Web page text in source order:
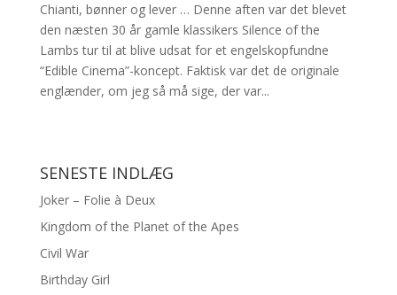
Chianti, bønner og lever … Denne aften var det blevet
den næsten 30 år gamle klassikers Silence of the
Lambs tur til at blive udsat for et engelskopfundne
“Edible Cinema”-koncept. Faktisk var det de originale
englænder, om jeg så må sige, der var...
SENESTE INDLÆG
Joker – Folie à Deux
Kingdom of the Planet of the Apes
Civil War
Birthday Girl